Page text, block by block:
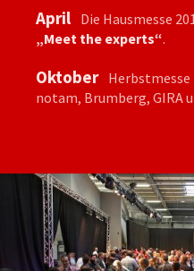
April Die Hausmesse
„Meet the experts“.
Oktober
notam, Brumberg, GIRA